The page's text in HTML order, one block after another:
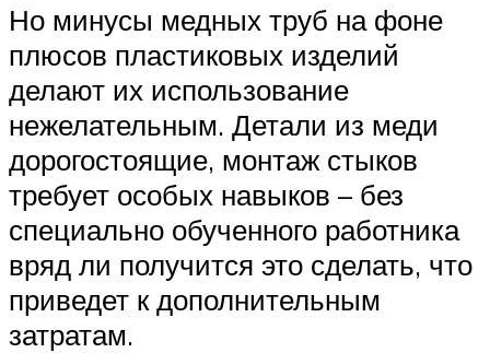
Но минусы медных труб на фоне
плюсов пластиковых изделий
делают их использование
нежелательным. Детали из меди
дорогостоящие, монтаж стыков
требует особых навыков – без
специально обученного работника
вряд ли получится это сделать, что
приведет к дополнительным
затратам.